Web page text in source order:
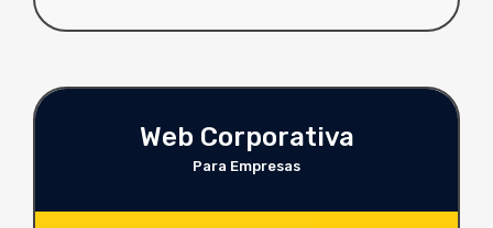
Web Corporativa
Para Empresas